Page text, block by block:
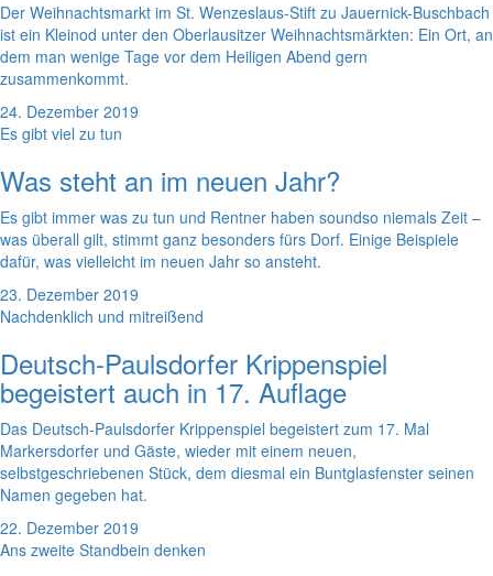
Der Weihnachtsmarkt im St. Wenzeslaus-Stift zu Jauernick-Buschbach
ist ein Kleinod unter den Oberlausitzer Weihnachtsmärkten: Ein Ort, an
dem man wenige Tage vor dem Heiligen Abend gern
zusammenkommt.
24. Dezember 2019
Es gibt viel zu tun
Was steht an im neuen Jahr?
Es gibt immer was zu tun und Rentner haben soundso niemals Zeit –
was überall gilt, stimmt ganz besonders fürs Dorf. Einige Beispiele
dafür, was vielleicht im neuen Jahr so ansteht.
23. Dezember 2019
Nachdenklich und mitreißend
Deutsch-Paulsdorfer Krippenspiel
begeistert auch in 17. Auflage
Das Deutsch-Paulsdorfer Krippenspiel begeistert zum 17. Mal
Markersdorfer und Gäste, wieder mit einem neuen,
selbstgeschriebenen Stück, dem diesmal ein Buntglasfenster seinen
Namen gegeben hat.
22. Dezember 2019
Ans zweite Standbein denken